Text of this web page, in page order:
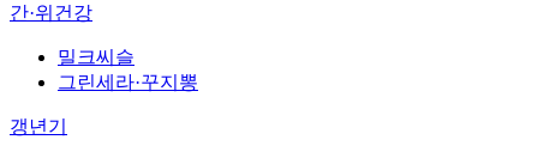
간·위건강
밀크씨슬
그린세라·꾸지뽕
갱년기